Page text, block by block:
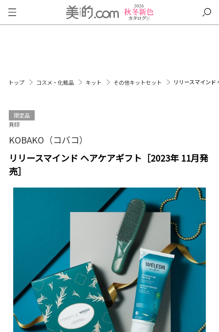
トップ コスメ・化粧品 キット その他キットセット リリースマインド
限定品
貝印
KOBAKO（コバコ）
リリースマインド ヘアケアギフト［2023年 11月発
売］